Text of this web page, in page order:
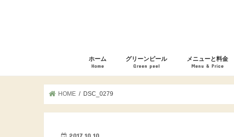
ホーム
Home
グリーンピール
Green peel
グリーンピール 体験レポート
モニター体験者の声
ニキビ・ニキビ跡・肌荒れ
しみ・しわ・たるみ・毛穴
メニューと料金
Menu & Price
フェイシャル
ブライダル
お取り扱い化粧品
HOME DSC_0279